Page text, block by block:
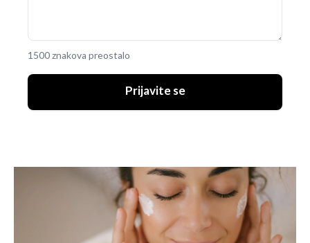
1500 znakova preostalo
Prijavite se